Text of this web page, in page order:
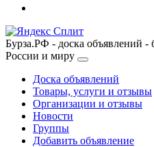
Бурза.РФ - доска объявлений -
России и миру
Доска объявлений
Товары, услуги и отзывы
Организации и отзывы
Новости
Группы
Добавить объявление